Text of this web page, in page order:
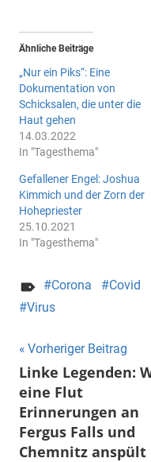
Ähnliche Beiträge
„Nur ein Piks“: Eine
Dokumentation von
Schicksalen, die unter die
Haut gehen
14.03.2022
In "Tagesthema"
Gefallener Engel: Joshua
Kimmich und der Zorn der
Hohepriester
25.10.2021
In "Tagesthema"
Corona Covid
Virus
Vorheriger Beitrag
Linke Legenden:
eine Flut
Erinnerungen an
Fergus Falls und
Chemnitz anspült